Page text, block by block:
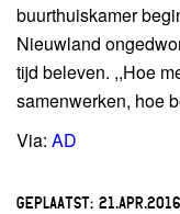
buurthuiskamer
Nieuwland
tijd beleven. ,,Hoe
samenwerken, hoe
Via: AD
GEPLAATST: 21.APR.2016